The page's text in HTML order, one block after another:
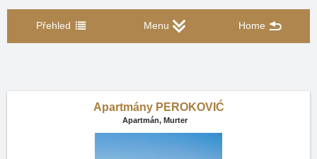
Přehled Menu Home
Apartmány PEROKOVIĆ
Apartmán, Murter